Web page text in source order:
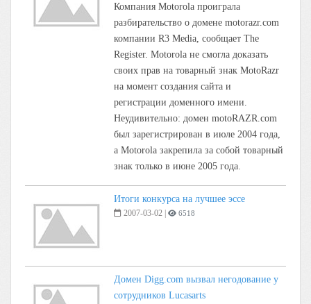
Компания Motorola проиграла
разбирательство о домене motorazr.com
компании R3 Media, сообщает The
Register. Motorola не смогла доказать
своих прав на товарный знак MotoRazr
на момент создания сайта и
регистрации доменного имени.
Неудивительно: домен motoRAZR.com
был зарегистрирован в июле 2004 года,
а Motorola закрепила за собой товарный
знак только в июне 2005 года.
Итоги конкурса на лучшее эссе
2007-03-02 6518
Домен Digg.com вызвал негодование у
сотрудников Lucasarts